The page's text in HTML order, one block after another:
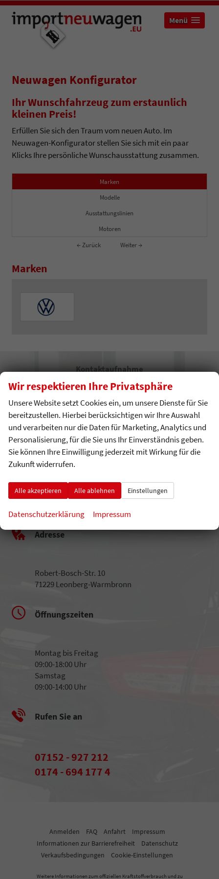
Menü
Neuwagen Konfigurator
Ihr Wunschfahrzeug zum erstaunlich
kleinen Preis!
Erfüllen Sie sich den Traum vom neuen Auto. Im
Neuwagen-Konfigurator stellen Sie sich mit ein paar
Klicks Ihre persönliche Wunschausstattung zusammen.
Marken
Modelle
Ausstattungslinien
Motoren
← Zurück Weiter →
Marken
Kontaktaufnahme
Können wir Ihnen behilflich sein?
Wir freuenuns auf Sie!
Adresse
Robert-Bosch-Str. 10
71229 Leonberg-Warmbronn
Öffnungszeiten
Montag bis Freitag
09:00-18:00 Uhr
Samstag
09:00-14:00 Uhr
Rufen Sie an
07152 - 927 212
0174 - 694 177 4
Anmelden FAQ Anfahrt
Impressum
Informationen zur Barrierefreiheit
Datenschutz
Verkaufsbedingungen
Cookie-Einstellungen
Weitere Informationen zum offiziellen Kraftstoffverbrauch und zu
Wir respektieren Ihre Privatsphäre
Unsere Website setzt Cookies ein, um unsere Dienste für Sie
bereitzustellen. Hierbei berücksichtigen wir Ihre Auswahl
und verarbeiten nur die Daten für Marketing, Analytics und
Personalisierung, für die Sie uns Ihr Einverständnis geben.
Sie können Ihre Einwilligung jederzeit mit Wirkung für die
Zukunft widerrufen.
Alle akzeptieren Alle ablehnen Einstellungen
Datenschutzerklärung Impressum